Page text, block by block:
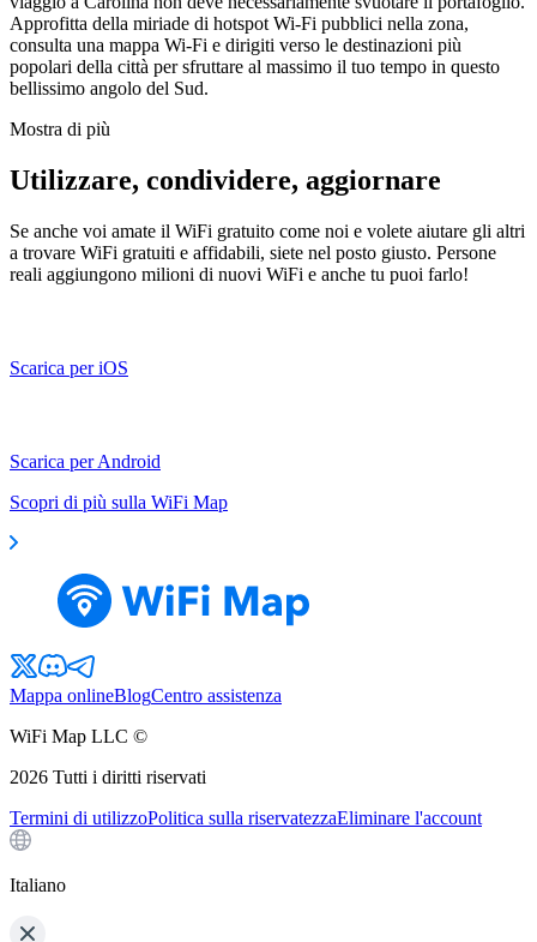
Approfitta della miriade di hotspot Wi-Fi pubblici nella zona,
consulta una mappa Wi-Fi e dirigiti verso le destinazioni più
popolari della città per sfruttare al massimo il tuo tempo in questo
bellissimo angolo del Sud.
Mostra di più
Utilizzare, condividere, aggiornare
Se anche voi amate il WiFi gratuito come noi e volete aiutare gli altri
a trovare WiFi gratuiti e affidabili, siete nel posto giusto. Persone
reali aggiungono milioni di nuovi WiFi e anche tu puoi farlo!
Scarica per iOS
Scarica per Android
Scopri di più sulla WiFi Map
Mappa onlineBlogCentro assistenza
WiFi Map LLC ©
2026 Tutti i diritti riservati
Termini di utilizzoPolitica sulla riservatezzaEliminare l'account
Italiano